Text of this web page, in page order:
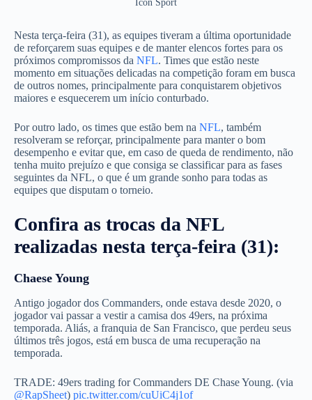
Icon Sport
Nesta terça-feira (31), as equipes tiveram a última oportunidade
de reforçarem suas equipes e de manter elencos fortes para os
próximos compromissos da NFL. Times que estão neste
momento em situações delicadas na competição foram em busca
de outros nomes, principalmente para conquistarem objetivos
maiores e esquecerem um início conturbado.
Por outro lado, os times que estão bem na NFL, também
resolveram se reforçar, principalmente para manter o bom
desempenho e evitar que, em caso de queda de rendimento, não
tenha muito prejuízo e que consiga se classificar para as fases
seguintes da NFL, o que é um grande sonho para todas as
equipes que disputam o torneio.
Confira as trocas da NFL
realizadas nesta terça-feira (31):
Chaese Young
Antigo jogador dos Commanders, onde estava desde 2020, o
jogador vai passar a vestir a camisa dos 49ers, na próxima
temporada. Aliás, a franquia de San Francisco, que perdeu seus
últimos três jogos, está em busca de uma recuperação na
temporada.
TRADE: 49ers trading for Commanders DE Chase Young. (via
@RapSheet) pic.twitter.com/cuUiC4j1of